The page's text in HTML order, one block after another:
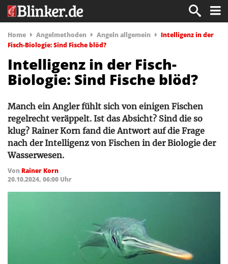
Home Angelmethoden Angeln allgemein
Intelligenz in der
Fisch-Biologie: Sind Fische blöd?
Intelligenz in der Fisch-
Biologie: Sind Fische blöd?
Manch ein Angler fühlt sich von einigen Fischen
regelrecht veräppelt. Ist das Absicht? Sind die so
klug? Rainer Korn fand die Antwort auf die Frage
nach der Intelligenz von Fischen in der Biologie der
Wasserwesen.
Von Rainer Korn
20.10.2024, 06:00 Uhr